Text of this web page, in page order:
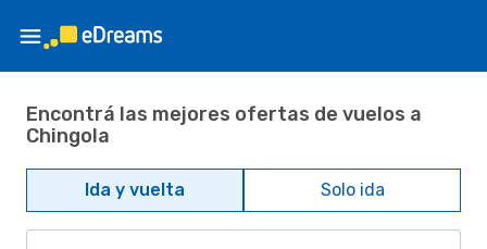
Encontrá las mejores ofertas de vuelos a
Chingola
Ida y vuelta Solo ida